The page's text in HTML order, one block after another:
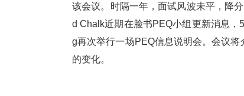
该会议。时隔一年，面试风波未平，降
d Chalk近期在脸书PEQ小组更新消息
g再次举行一场PEQ信息说明会。会议
的变化。